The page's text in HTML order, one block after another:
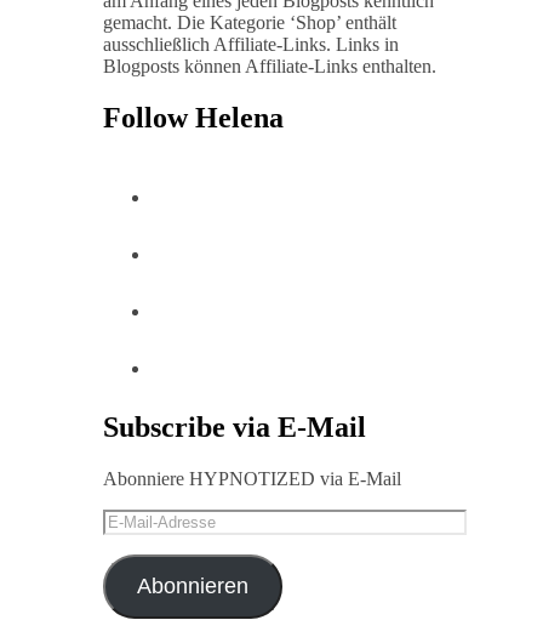
gemacht. Die Kategorie ‘Shop’ enthält
ausschließlich Affiliate-Links. Links in
Blogposts können Affiliate-Links enthalten.
Follow Helena
Subscribe via E-Mail
Abonniere HYPNOTIZED via E-Mail
E-
Mail-
Adresse
Abonnieren